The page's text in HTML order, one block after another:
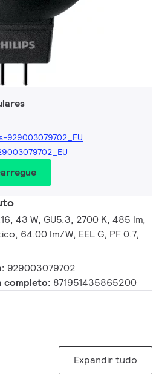
929003079702_EU
43 W, GU5.3, 2700 K, 485 lm,
64.00 lm/W, EEL G, PF 0.7,
929003079702
completo: 871951435865200
Expandir tudo